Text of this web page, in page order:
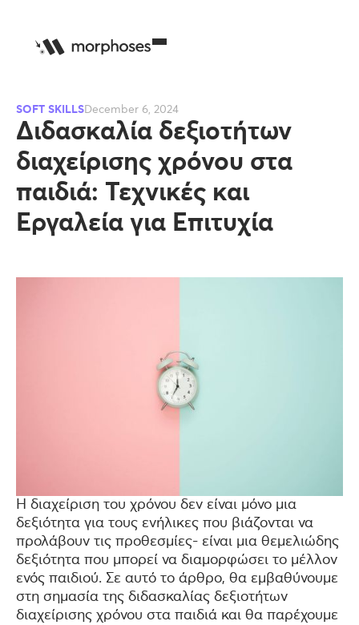
SOFT SKILLSDecember 6, 2024
Διδασκαλία δεξιοτήτων
διαχείρισης χρόνου στα
παιδιά: Τεχνικές και
Εργαλεία για Επιτυχία
Η διαχείριση του χρόνου δεν είναι μόνο μια
δεξιότητα για τους ενήλικες που βιάζονται να
προλάβουν τις προθεσμίες- είναι μια θεμελιώδης
δεξιότητα που μπορεί να διαμορφώσει το μέλλον
ενός παιδιού. Σε αυτό το άρθρο, θα εμβαθύνουμε
στη σημασία της διδασκαλίας δεξιοτήτων
διαχείρισης χρόνου στα παιδιά και θα παρέχουμε